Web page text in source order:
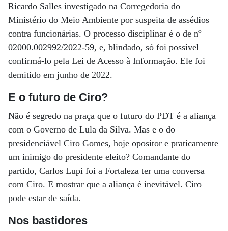
Ricardo Salles investigado na Corregedoria do
Ministério do Meio Ambiente por suspeita de assédios
contra funcionárias. O processo disciplinar é o de nº
02000.002992/2022-59, e, blindado, só foi possível
confirmá-lo pela Lei de Acesso à Informação. Ele foi
demitido em junho de 2022.
E o futuro de Ciro?
Não é segredo na praça que o futuro do PDT é a aliança
com o Governo de Lula da Silva. Mas e o do
presidenciável Ciro Gomes, hoje opositor e praticamente
um inimigo do presidente eleito? Comandante do
partido, Carlos Lupi foi a Fortaleza ter uma conversa
com Ciro. E mostrar que a aliança é inevitável. Ciro
pode estar de saída.
Nos bastidores